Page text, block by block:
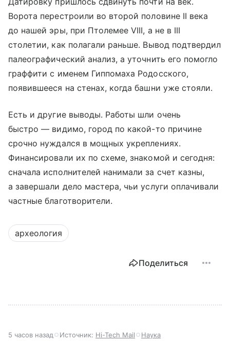
Ворота перестроили во второй половине II века
до нашей эры, при Птолемее VIII, а не в III
столетии, как полагали раньше. Вывод подтвердил
палеографический анализ, а уточнить его помогло
граффити с именем Гиппомаха Родосского,
появившееся на стенах, когда башни уже стояли.
Есть и другие выводы. Работы шли очень
быстро — видимо, город по какой-то причине
срочно нуждался в мощных укреплениях.
Финансировали их по схеме, знакомой и сегодня:
сначала исполнителей нанимали за счет казны,
а завершали дело мастера, чьи услуги оплачивали
частные благотворители.
археология
Поделиться
5 часов назад Источник: Hi-Tech Mail Наука